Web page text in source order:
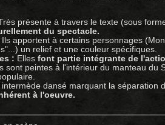
présente à travers le texte (sous
du spectacle.
Ils apportent à certains personnages
un relief et une couleur spécifiques.
: Elles font partie intégrante de
sont peintes à l'intérieur du manteau du
intermède dansé marquant la séparation
à l'oeuvre.